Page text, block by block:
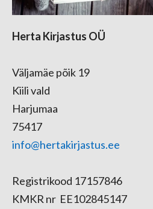
Herta Kirjastus OÜ
Väljamäe põik 19
Kiili vald
Harjumaa
75417
info@hertakirjastus.ee
Registrikood 17157846
KMKR nr EE102845147